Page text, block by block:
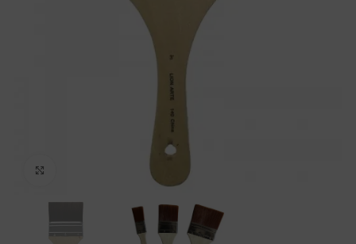
Clic para agrandar